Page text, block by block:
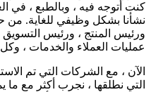
نشأنا بشكل وظيفي للغاية.
ورئيس المنتج ، ورئيس التسويق
عمليات العملاء والخدمات ، وكل
الآن ، مع الشركات التي تم
التي نطلقها ، نجرب أكثر مع ما